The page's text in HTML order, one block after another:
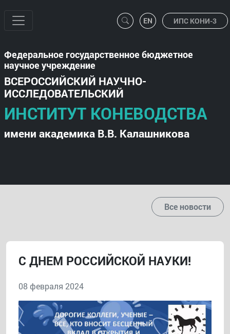
ИПС КОНИ-3
Федеральное государственное бюджетное
научное учреждение
ВСЕРОССИЙСКИЙ НАУЧНО-
ИССЛЕДОВАТЕЛЬСКИЙ
ИНСТИТУТ КОНЕВОДСТВА
имени академика В.В. Калашникова
Все новости
С ДНЕМ РОССИЙСКОЙ НАУКИ!
08 февраля 2024